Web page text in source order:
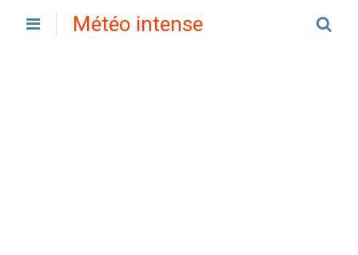
Météo intense